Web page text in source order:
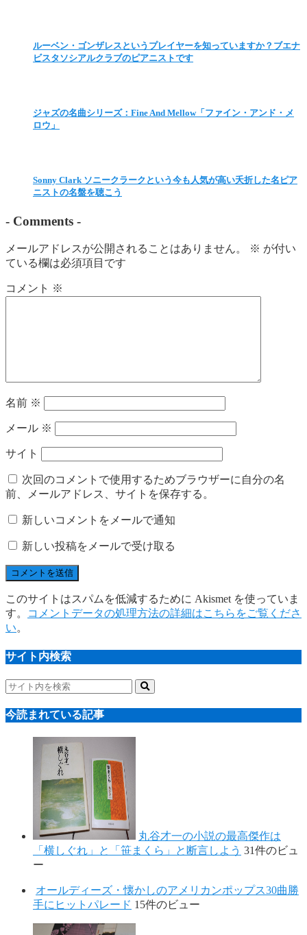
ルーベン・ゴンザレスというプレイヤーを知っていますか？ブエナ
ビスタソシアルクラブのピアニストです
ジャズの名曲シリーズ：Fine And Mellow「ファイン・アンド・メ
ロウ」
Sonny Clark ソニークラークという今も人気が高い夭折した名ピア
ニストの名盤を聴こう
- Comments -
メールアドレスが公開されることはありません。 ※ が付い
ている欄は必須項目です
コメント ※
名前 ※
メール ※
サイト
次回のコメントで使用するためブラウザーに自分の名
前、メールアドレス、サイトを保存する。
新しいコメントをメールで通知
新しい投稿をメールで受け取る
このサイトはスパムを低減するために Akismet を使っていま
す。
コメントデータの処理方法の詳細はこちらをご覧くださ
い。
サイト内検索
今読まれている記事
丸谷才一の小説の最高傑作は
「横しぐれ」と「笹まくら」と断言しよう 31件のビュ
ー
オールディーズ・懐かしのアメリカンポップス30曲勝
手にヒットパレード 15件のビュー